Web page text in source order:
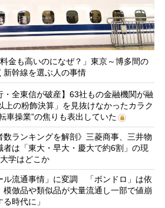
金も高いのになぜ？」東京～博多間の
新幹線を選ぶ人の事情
・全東信が破産】63社もの金融機関が融
上の粉飾決算」を見抜けなかったカラク
車操業”の焦りも表出していた
数ランキングを解剖》三菱商事、三井物
者は「東大・早大・慶大で約6割」の現
学はどこか
ル流通事情」に変調 「ボンドロ」は依
倣品や類似品が大量流通し一部で値崩
時代に」